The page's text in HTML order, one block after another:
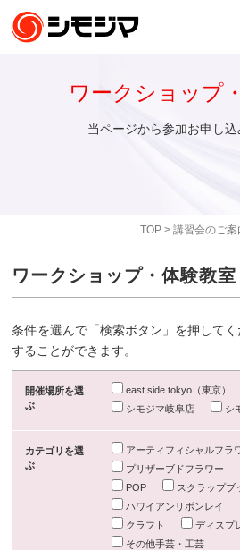
TOP> 講習会のご案
ワークショップ
当ページから参加お申し込
ワークショップ・体験教
条件を選んで「検索ボタン」を押して
することができます。
開催場所を選
ぶ
east side tokyo（東京）
シモジマ岐阜店
シ
カテゴリを選
ぶ
アーティフィシャルフラ
プリザーブドフラワー
POP
スクラップブ
ハワイアンリボンレイ
クラフト
ディスプ
その他手芸・工芸